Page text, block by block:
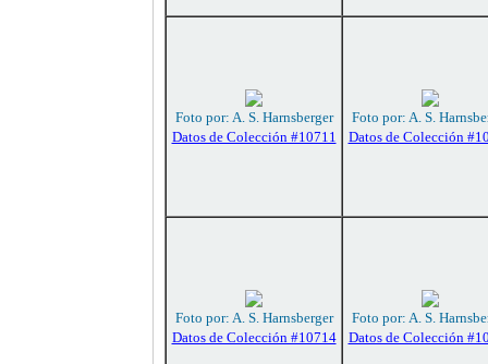
Foto por: A. S. Harnsberger
Datos de Colección #10711
Foto por: A. S.
Datos de Colección
Foto por: A. S. Harnsberger
Datos de Colección #10714
Foto por: A. S.
Datos de Colección